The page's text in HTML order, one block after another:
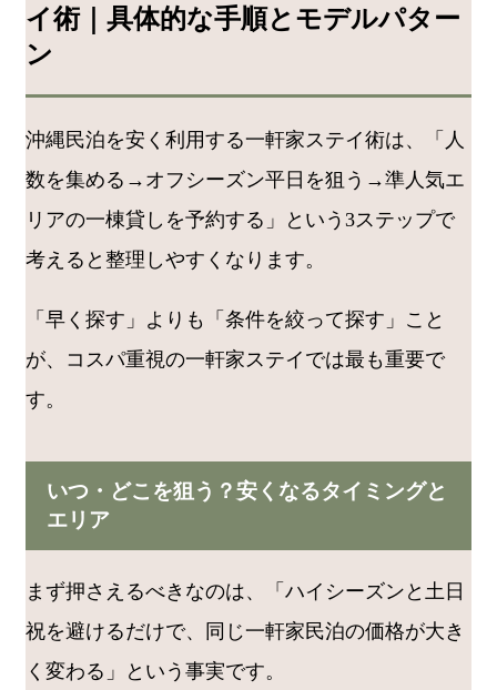
イ術｜具体的な手順とモデルパター
ン
沖縄民泊を安く利用する一軒家ステイ術は、「人
数を集める→オフシーズン平日を狙う→準人気エ
リアの一棟貸しを予約する」という3ステップで
考えると整理しやすくなります。
「早く探す」よりも「条件を絞って探す」こと
が、コスパ重視の一軒家ステイでは最も重要で
す。
いつ・どこを狙う？安くなるタイミングと
エリア
まず押さえるべきなのは、「ハイシーズンと土日
祝を避けるだけで、同じ一軒家民泊の価格が大き
く変わる」という事実です。